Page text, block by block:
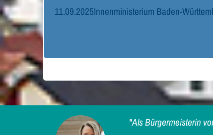
11.09.2025Innenministerium Baden-
"Als Bürgermeisterin